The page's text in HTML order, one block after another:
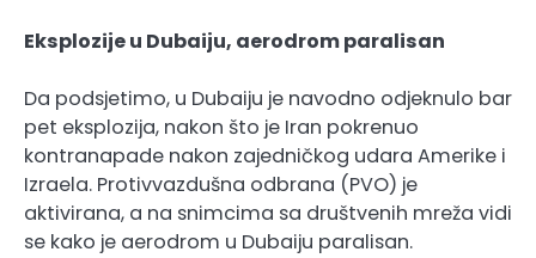
Eksplozije u Dubaiju, aerodrom paralisan
Da podsjetimo, u Dubaiju je navodno odjeknulo bar
pet eksplozija, nakon što je Iran pokrenuo
kontranapade nakon zajedničkog udara Amerike i
Izraela. Protivvazdušna odbrana (PVO) je
aktivirana, a na snimcima sa društvenih mreža vidi
se kako je aerodrom u Dubaiju paralisan.